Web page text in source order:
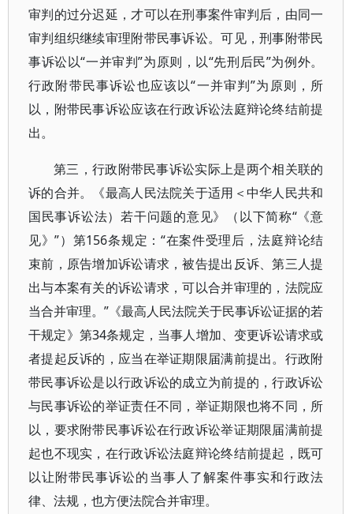
审判的过分迟延，才可以在刑事案件审判后，由同一
审判组织继续审理附带民事诉讼。可见，刑事附带民
事诉讼以“一并审判”为原则，以“先刑后民”为例外。
行政附带民事诉讼也应该以“一并审判”为原则，所
以，附带民事诉讼应该在行政诉讼法庭辩论终结前提
出。
第三，行政附带民事诉讼实际上是两个相关联的
诉的合并。《最高人民法院关于适用＜中华人民共和
国民事诉讼法）若干问题的意见》（以下简称“《意
见》”）第156条规定：“在案件受理后，法庭辩论结
束前，原告增加诉讼请求，被告提出反诉、第三人提
出与本案有关的诉讼请求，可以合并审理的，法院应
当合并审理。”《最高人民法院关于民事诉讼证据的若
干规定》第34条规定，当事人增加、变更诉讼请求或
者提起反诉的，应当在举证期限届满前提出。行政附
带民事诉讼是以行政诉讼的成立为前提的，行政诉讼
与民事诉讼的举证责任不同，举证期限也将不同，所
以，要求附带民事诉讼在行政诉讼举证期限届满前提
起也不现实，在行政诉讼法庭辩论终结前提起，既可
以让附带民事诉讼的当事人了解案件事实和行政法
律、法规，也方便法院合并审理。